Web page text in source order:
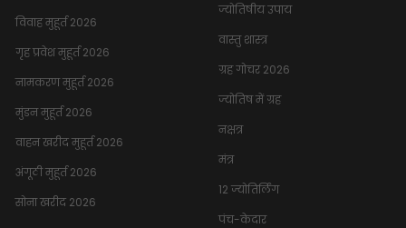
विवाह मुहूर्त 2026
गृह प्रवेश मुहूर्त 2026
नामकरण मुहूर्त 2026
मुंडन मुहूर्त 2026
वाहन खरीद मुहूर्त 2026
अंगूठी मुहूर्त 2026
सोना खरीद 2026
ज्योतिषीय उपाय
वास्तु शास्त्र
ग्रह गोचर 2026
ज्योतिष में ग्रह
नक्षत्र
मंत्र
12 ज्योतिर्लिंग
पंच-केदार